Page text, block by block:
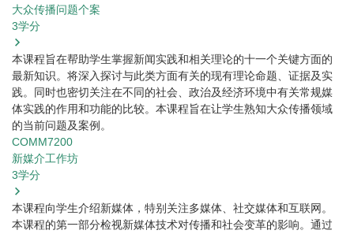
大众传播问题个案
3学分
本课程旨在帮助学生掌握新闻实践和相关理论的十一个关键方面的
最新知识。将深入探讨与此类方面有关的现有理论命题、证据及实
践。同时也密切关注在不同的社会、政治及经济环境中有关常规媒
体实践的作用和功能的比较。本课程旨在让学生熟知大众传播领域
的当前问题及案例。
COMM7200
新媒介工作坊
3学分
本课程向学生介绍新媒体，特别关注多媒体、社交媒体和互联网。
本课程的第一部分检视新媒体技术对传播和社会变革的影响。通过